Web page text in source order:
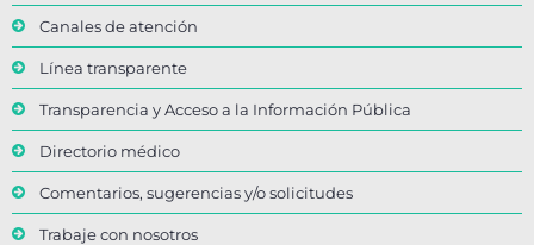
Canales de atención
Línea transparente
Transparencia y Acceso a la Información Pública
Directorio médico
Comentarios, sugerencias y/o solicitudes
Trabaje con nosotros